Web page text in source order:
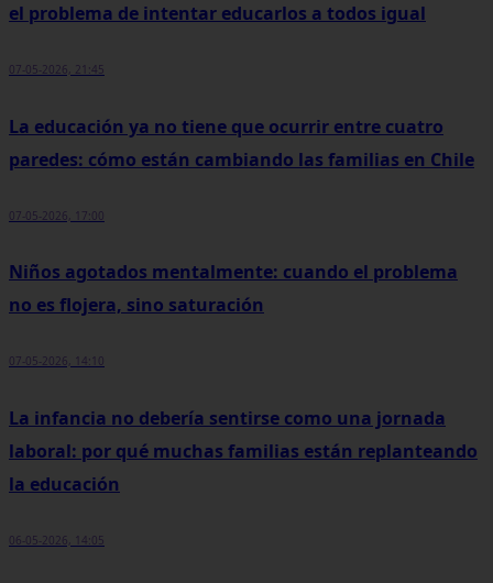
el problema de intentar educarlos a todos igual
07-05-2026, 21:45
La educación ya no tiene que ocurrir entre cuatro
paredes: cómo están cambiando las familias en Chile
07-05-2026, 17:00
Niños agotados mentalmente: cuando el problema
no es flojera, sino saturación
07-05-2026, 14:10
La infancia no debería sentirse como una jornada
laboral: por qué muchas familias están replanteando
la educación
06-05-2026, 14:05